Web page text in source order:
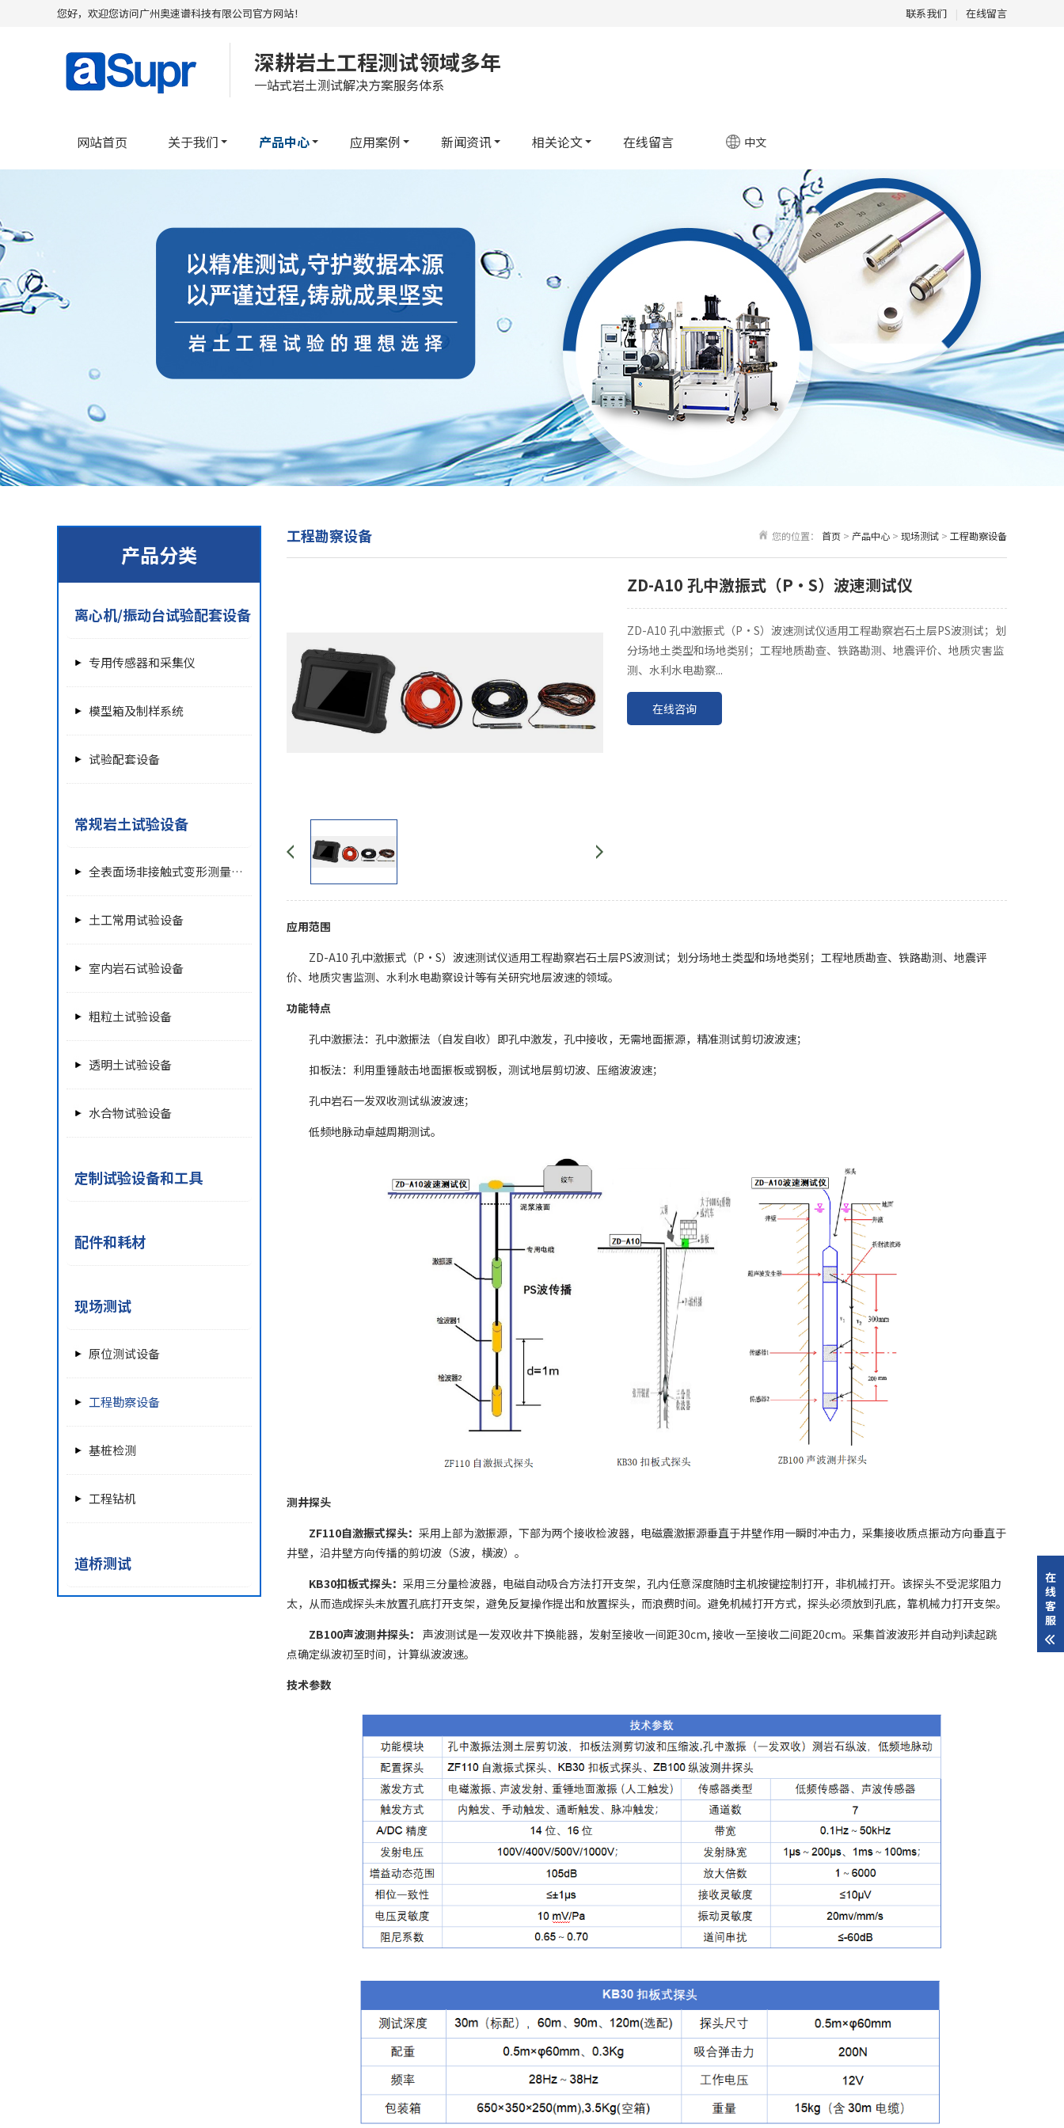
联系我们 | 在线留言
您好，欢迎您访问广州奥速谱科技有限公司官方网站！
深耕岩土工程测试领域多年
一站式岩土测试解决方案服务体系
网站首页 关于我们 产品中心 应用案例 新闻资讯 相关论文 在线留言 中文
产品分类
离心机/振动台试验配套设备
专用传感器和采集仪
模型箱及制样系统
试验配套设备
常规岩土试验设备
全表面场非接触式变形测量单元
土工常用试验设备
室内岩石试验设备
粗粒土试验设备
透明土试验设备
水合物试验设备
定制试验设备和工具
配件和耗材
现场测试
原位测试设备
工程勘察设备
基桩检测
工程钻机
道桥测试
您的位置： 首页 > 产品中心 > 现场测试 > 工程勘察设备
工程勘察设备
ZD-A10 孔中激振式（P·S）波速测试仪
ZD-A10 孔中激振式（P·S）波速测试仪适用工程勘察岩石土层PS波测试；划
分场地土类型和场地类别；工程地质勘查、铁路勘测、地震评价、地质灾害监
测、水利水电勘察...
在线咨询
应用范围
ZD-A10 孔中激振式（P·S）波速测试仪适用工程勘察岩石土层PS波测试；划分场地土类型和场地类别；工程地质勘查、铁路勘测、地震评
价、地质灾害监测、水利水电勘察设计等有关研究地层波速的领域。
功能特点
孔中激振法：孔中激振法（自发自收）即孔中激发，孔中接收，无需地面振源，精准测试剪切波波速；
扣板法：利用重锤敲击地面振板或钢板，测试地层剪切波、压缩波波速；
孔中岩石一发双收测试纵波波速；
低频地脉动卓越周期测试。
测井探头
ZF110自激振式探头： 采用上部为激振源，下部为两个接收检波器，电磁震激振源垂直于井壁作用一瞬时冲击力，采集接收质点振动方向垂直于
井壁，沿井壁方向传播的剪切波（S波，横波）。
KB30扣板式探头： 采用三分量检波器，电磁自动吸合方法打开支架，孔内任意深度随时主机按键控制打开，非机械打开。该探头不受泥浆阻力
太，从而造成探头未放置孔底打开支架，避免反复操作提出和放置探头，而浪费时间。避免机械打开方式，探头必须放到孔底，靠机械力打开支架。
ZB100声波测井探头： 声波测试是一发双收井下换能器，发射至接收一间距30cm, 接收一至接收二间距20cm。采集首波波形并自动判读起跳
点确定纵波初至时间，计算纵波波速。
技术参数
在
线
客
服